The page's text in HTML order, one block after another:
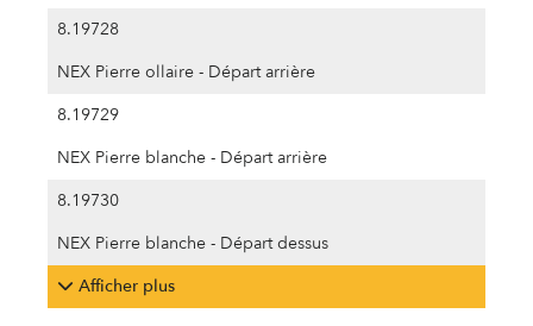
8.19728
NEX Pierre ollaire - Départ arrière
8.19729
NEX Pierre blanche - Départ arrière
8.19730
NEX Pierre blanche - Départ dessus
Afficher plus